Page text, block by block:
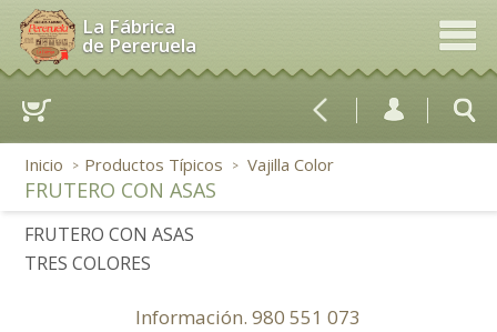
La Fábrica
de Pereruela
Inicio > Productos Típicos > Vajilla Color
FRUTERO CON ASAS
FRUTERO CON ASAS
TRES COLORES
Información.980 551 073